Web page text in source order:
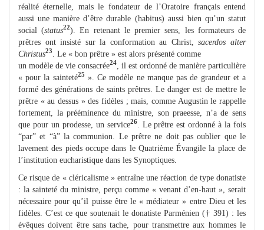
réalité éternelle, mais le fondateur de l’Oratoire français entend
aussi une manière d’être durable (habitus) aussi bien qu’un statut
social (status22). En retenant le premier sens, les formateurs de
prêtres ont insisté sur la conformation au Christ,sacerdos alter
Christus23
. Le « bon prêtre » est alors présenté comme
un modèle de vie consacrée24
, il est ordonné de manière particulière
« pour la sainteté25 ». Ce modèle ne manque pas de grandeur et a
formé des générations de saints prêtres. Le danger est de mettre le
prêtre « au dessus » des fidèles ; mais, comme Augustin le rappelle
fortement, la prééminence du ministre, son praeesse, n’a de sens
que pour un prodesse, un service26. Le prêtre est ordonné à la fois
“par” et “à” la communion. Le prêtre ne doit pas oublier que le
lavement des pieds occupe dans le Quatrième Évangile la place de
l’institution eucharistique dans les Synoptiques.
Ce risque de « cléricalisme » entraîne une réaction de type donatiste
: la sainteté du ministre, perçu comme « venant d’en-haut », serait
nécessaire pour qu’il puisse être le « médiateur » entre Dieu et les
fidèles. C’est ce que soutenait le donatiste Parménien († 391) : les
évêques doivent être sans tache, pour transmettre aux hommes le